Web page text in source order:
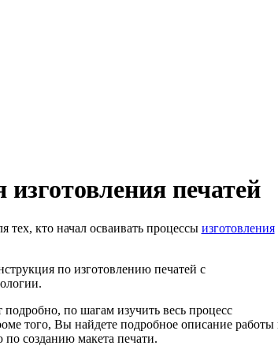
печатей
кто начал осваивать процессы изготовления
по изготовлению печатей с
по шагам изучить весь процесс
того, Вы найдете подробное описание работы
созданию макета печати.